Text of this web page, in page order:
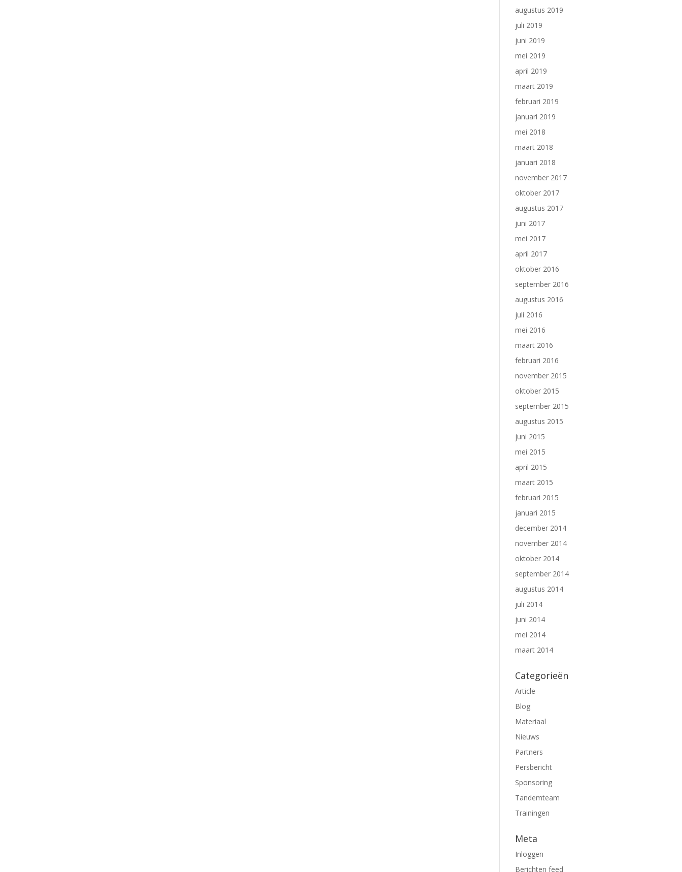
augustus 2019
juli 2019
juni 2019
mei 2019
april 2019
maart 2019
februari 2019
januari 2019
mei 2018
maart 2018
januari 2018
november 2017
oktober 2017
augustus 2017
juni 2017
mei 2017
april 2017
oktober 2016
september 2016
augustus 2016
juli 2016
mei 2016
maart 2016
februari 2016
november 2015
oktober 2015
september 2015
augustus 2015
juni 2015
mei 2015
april 2015
maart 2015
februari 2015
januari 2015
december 2014
november 2014
oktober 2014
september 2014
augustus 2014
juli 2014
juni 2014
mei 2014
maart 2014
Categorieën
Article
Blog
Materiaal
Nieuws
Partners
Persbericht
Sponsoring
Tandemteam
Trainingen
Meta
Inloggen
Berichten feed